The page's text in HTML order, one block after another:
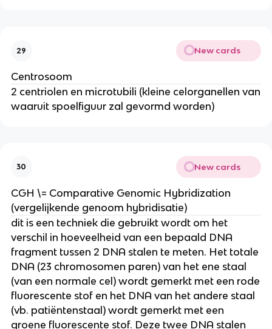
29 New cards
Centrosoom
2 centriolen en microtubili (kleine celorganellen van
waaruit spoelfiguur zal gevormd worden)
30 New cards
CGH \= Comparative Genomic Hybridization
(vergelijkende genoom hybridisatie)
dit is een techniek die gebruikt wordt om het
verschil in hoeveelheid van een bepaald DNA
fragment tussen 2 DNA stalen te meten. Het totale
DNA (23 chromosomen paren) van het ene staal
(van een normale cel) wordt gemerkt met een rode
fluorescente stof en het DNA van het andere staal
(vb. patiëntenstaal) wordt gemerkt met een
groene fluorescente stof. Deze twee DNA stalen